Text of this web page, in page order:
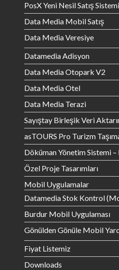
PosX Yeni Nesil Satış Sistemi
Data Media Mobil Satış
Data Media Veresiye
Datamedia Adisyon
Data Media Otopark V2
Data Media Otel
Data Media Terazi
Sayıştay Birleşik Veri
asTOURS Pro Turizm
Döküman Yönetim Sistemi –
Özel Proje Tasarımları
Mobil Uygulamalar
Datamedia Stok Kontrol
Burdur Mobil Uygulaması
Gönülden Gönüle Mobil
Fiyat Listemiz
Downloads